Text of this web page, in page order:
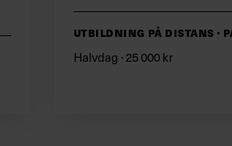
Utbildning på distans ·
Halvdag · 25 000 kr